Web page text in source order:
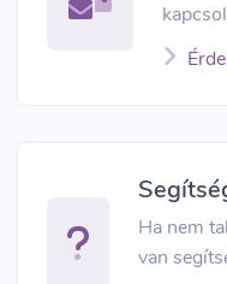
Ha nem
van